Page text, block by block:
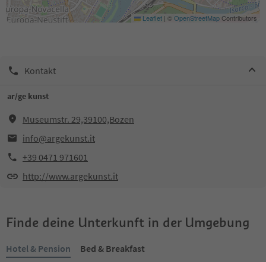
Leaflet | ©OpenStreetMapContributors
Kontakt
ar/ge kunst
Museumstr. 29,39100,Bozen
info@argekunst.it
+39 0471 971601
http://www.argekunst.it
Finde deine Unterkunft in der Umgebung
Hotel & Pension
Bed & Breakfast